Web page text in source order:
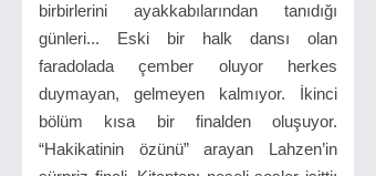
birbirlerini ayakkabılarından tanıdığı
günleri... Eski bir halk dansı olan
faradolada çember oluyor herkes
duymayan, gelmeyen kalmıyor. İkinci
bölüm kısa bir finalden oluşuyor.
“Hakikatinin özünü” arayan Lahzen’in